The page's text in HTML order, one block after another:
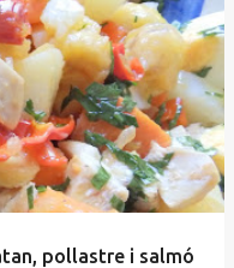
pollastre i salmó